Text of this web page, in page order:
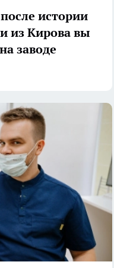
истории
из Кирова вы
заводе